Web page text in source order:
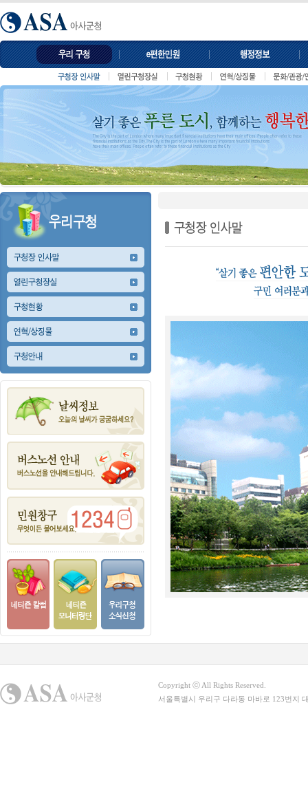
Copyright ⓒ All Rights Reserved.
서울특별시 우리구 다라동 마바로 123번지